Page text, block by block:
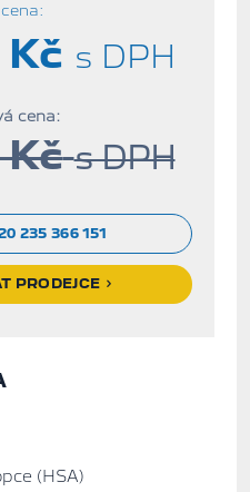
s DPH
cena:
s DPH
235 366 151
PRODEJCE
(HSA)